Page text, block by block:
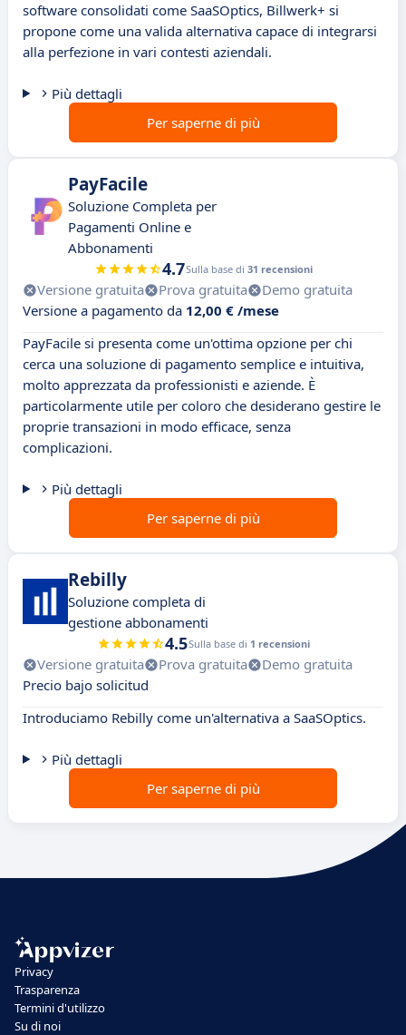
software consolidati come SaaSOptics, Billwerk+ si
propone come una valida alternativa capace di integrarsi
alla perfezione in vari contesti aziendali.
Più dettagli
Per saperne di più
PayFacile
Soluzione Completa per
Pagamenti Online e
Abbonamenti
4.7Sulla base di 31 recensioni
Versione gratuita Prova gratuita
Demo gratuita
Versione a pagamento da 12,00 € /mese
PayFacile si presenta come un'ottima opzione per chi
cerca una soluzione di pagamento semplice e intuitiva,
molto apprezzata da professionisti e aziende. È
particolarmente utile per coloro che desiderano gestire le
proprie transazioni in modo efficace, senza
complicazioni.
Più dettagli
Per saperne di più
Rebilly
Soluzione completa di
gestione abbonamenti
4.5Sulla base di 1 recensioni
Versione gratuita Prova gratuita
Demo gratuita
Precio bajo solicitud
Introduciamo Rebilly come un'alternativa a SaaSOptics.
Più dettagli
Per saperne di più
Privacy
Trasparenza
Termini d'utilizzo
Su di noi